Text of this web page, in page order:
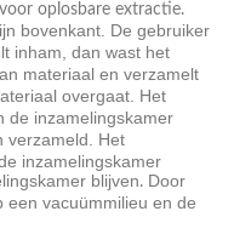
oplosbare extractie.
bovenkant. De gebruiker
inham, dan wast het
materiaal en verzamelt
overgaat. Het
de inzamelingskamer
verzameld. Het
inzamelingskamer
blijven. Door
een vacuümmilieu en de